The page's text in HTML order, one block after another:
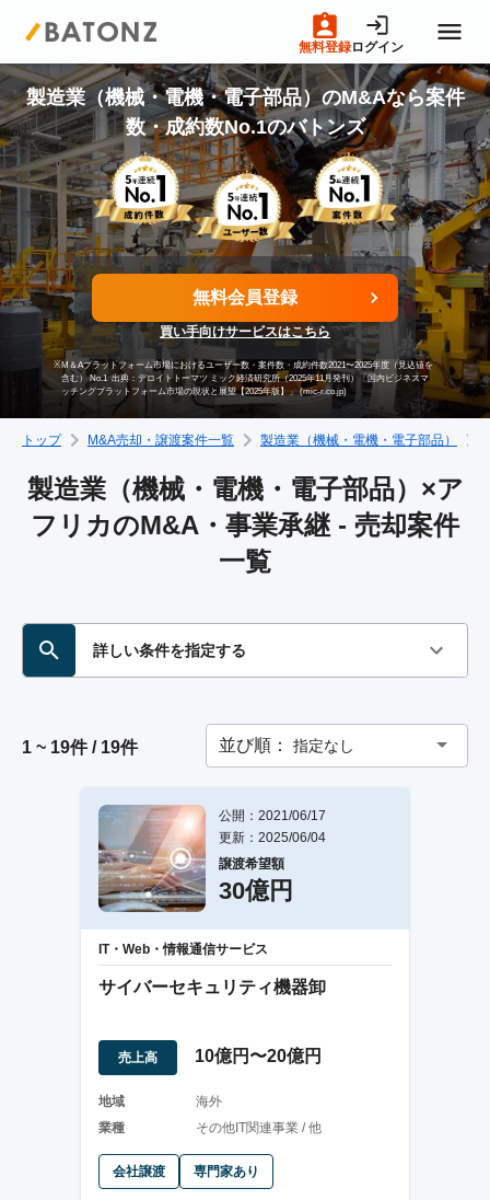
無料登録ログイン
トップページ
M&A案件一覧
売りたい方へ
買いたい方へ
成約事例
M&A専門家の方へ
製造業（機械・電機・電子部品）のM&Aなら案件
数・成約数No.1のバトンズ
無料会員登録
買い手向けサービスはこちら
※M＆Aプラットフォーム市場におけるユーザー数・案件数・成約件数2021〜2025年度（見込値を
含む） No.1出典：デロイトトーマツ ミック経済研究所（2025年11月発刊）「国内ビジネスマ
ッチングプラットフォーム市場の現状と展望【2025年版】」 (mic-r.co.jp)
トップ M&A売却・譲渡案件一覧 製造業（機械・電機・電子部品）
製造業（機械・電機・電子部品）×ア
フリカのM&A・事業承継 - 売却案件
一覧
詳しい条件を指定する
1 ~ 19件 / 19件 並び順： 指定なし
公開：2021/06/17
更新：2025/06/04
譲渡希望額
30億円
IT・Web・情報通信サービス
サイバーセキュリティ機器卸
売上高 10億円〜20億円
地域
海外
業種
その他IT関連事業 / 他
会社譲渡 専門家あり